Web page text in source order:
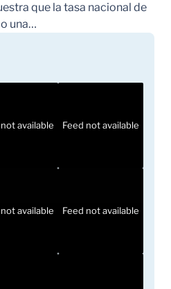
que la tasa nacional de
una…
available Feed not available
available Feed not available